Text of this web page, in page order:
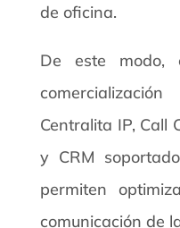
de oficina.
De este modo,
Centralita IP, Call
y CRM
permiten
comunicación de